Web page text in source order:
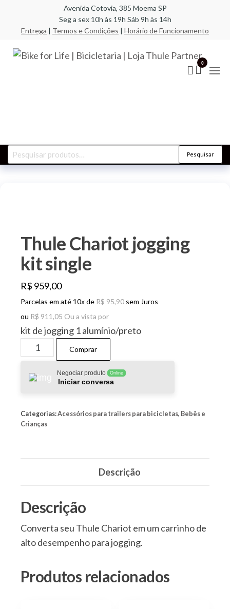
conteúdo
Avenida Cotovia, 385 Moema SP
Seg a sex 10h às 19h Sáb 9h às 14h
Entrega | Termos e Condições | Horário de Funcionamento
em
0
Pesquisar
por:
Pesquisar
Thule Chariot jogging
kit single
R$ 959,00
Parcelas em até 10x de R$ 95,90 sem Juros
ou R$ 911,05 Ou a vista por
kit de jogging 1 alumínio/preto
Thule
Chariot
jogging
quantidade
Comprar
Negociar produto Online
Iniciar conversa
Categorias:Acessórios para trailers para bicicletas, Bebês e
Crianças
Descrição
Descrição
Converta seu Thule Chariot em um carrinho de
alto desempenho para jogging.
Produtos relacionados